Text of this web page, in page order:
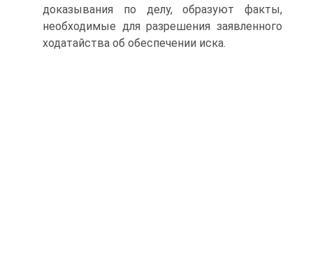
доказывания по делу, образуют факты,
необходимые для разрешения заявленного
ходатайства об обеспечении иска.